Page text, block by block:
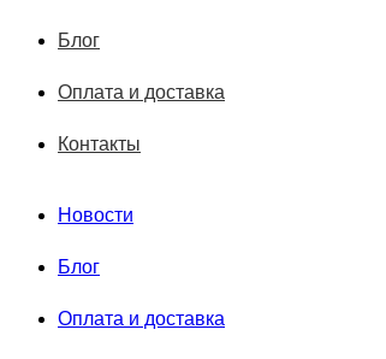
Блог
Оплата и доставка
Контакты
Новости
Блог
Оплата и доставка